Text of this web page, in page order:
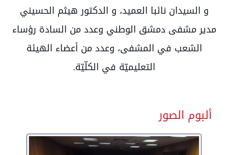
و السيدان نائبا العميد، و الدكتور هيثم الحسيني
مدير مشفى دمشق الوطني وعدد من السادة رؤساء
الشعب في المشفى، وعدد من أعضاء الهيئة
التعليميّة في الكلّيّة.
ألبوم الصور